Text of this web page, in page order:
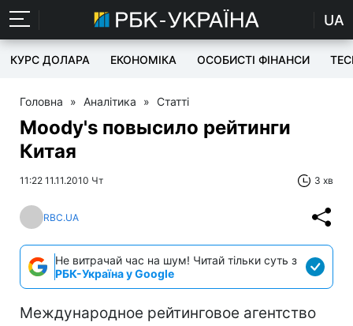
UA
КУРС ДОЛАРА ЕКОНОМІКА ОСОБИСТІ ФІНАНСИ
Головна » Аналітика » Статті
Moody's повысило рейтинги
Китая
11:22 11.11.2010 Чт 3 хв
RBC.UA
Не витрачай час на шум! Читай тільки суть з
РБК-Україна у Google
Международное рейтинговое агентство